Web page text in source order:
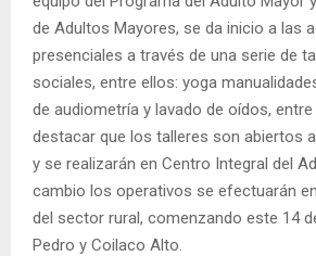
U
de Adultos Mayores, se da inicio a las
presenciales a través de una serie de
sociales, entre ellos: yoga
de audiometría y lavado de oídos,
destacar que los talleres son abiertos
y se realizarán en Centro Integral del
cambio los operativos se efectuarán
del sector rural, comenzando este 14
Pedro y Coilaco Alto.